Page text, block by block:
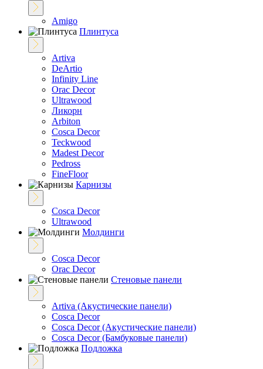
Amigo
Плинтуса
Artiva
DeArtio
Infinity Line
Orac Decor
Ultrawood
Ликорн
Arbiton
Cosca Decor
Teckwood
Madest Decor
Pedross
FineFloor
Карнизы
Cosca Decor
Ultrawood
Молдинги
Cosca Decor
Orac Decor
Стеновые панели
Artiva (Акустические панели)
Cosca Decor
Cosca Decor (Акустические панели)
Cosca Decor (Бамбуковые панели)
Подложка